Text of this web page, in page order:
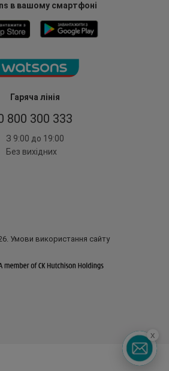
Гаряча лінія
800 300 333
З 9:00 до 19:00
Без вихідних
в вашому смартфоні
Умови використання сайту
x